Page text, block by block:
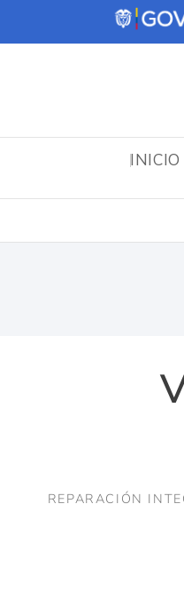
INICIO
REPARACIÓN